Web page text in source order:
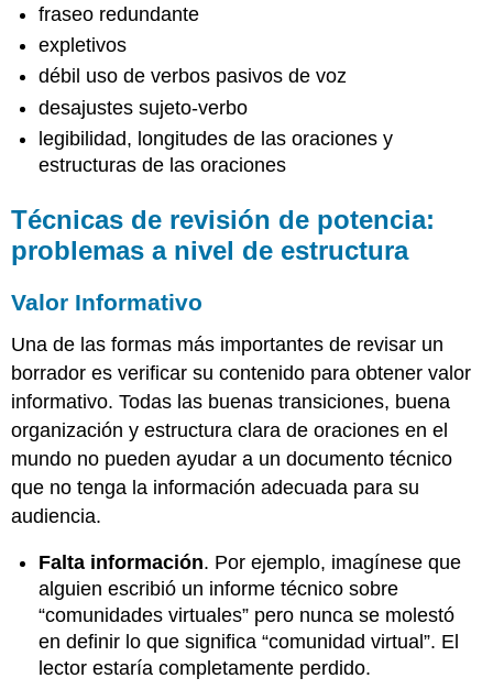
fraseo redundante
expletivos
débil uso de verbos pasivos de voz
desajustes sujeto-verbo
legibilidad, longitudes de las oraciones y
estructuras de las oraciones
Técnicas de revisión de potencia:
problemas a nivel de estructura
Valor Informativo
Una de las formas más importantes de revisar un
borrador es verificar su contenido para obtener valor
informativo. Todas las buenas transiciones, buena
organización y estructura clara de oraciones en el
mundo no pueden ayudar a un documento técnico
que no tenga la información adecuada para su
audiencia.
Falta información. Por ejemplo, imagínese que
alguien escribió un informe técnico sobre
“comunidades virtuales” pero nunca se molestó
en definir lo que significa “comunidad virtual”. El
lector estaría completamente perdido.